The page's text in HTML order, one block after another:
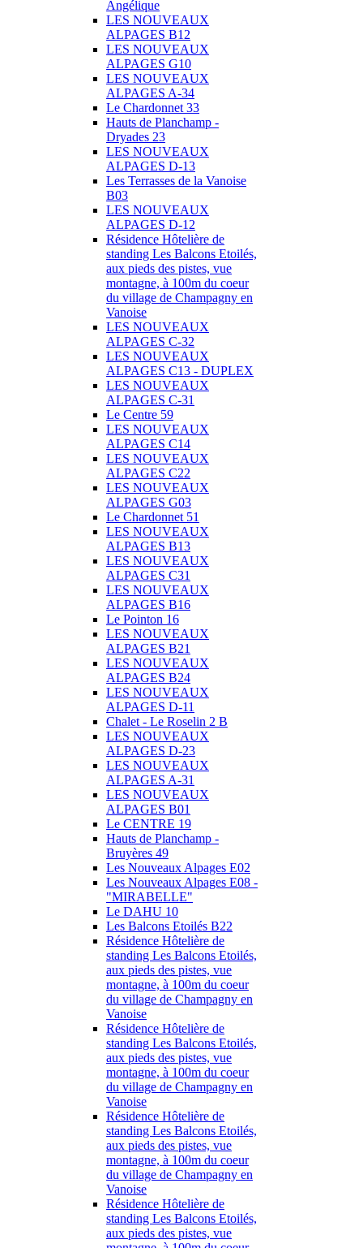
Angélique
LES NOUVEAUX
ALPAGES B12
LES NOUVEAUX
ALPAGES G10
LES NOUVEAUX
ALPAGES A-34
Le Chardonnet 33
Hauts de Planchamp -
Dryades 23
LES NOUVEAUX
ALPAGES D-13
Les Terrasses de la Vanoise
B03
LES NOUVEAUX
ALPAGES D-12
Résidence Hôtelière de
standing Les Balcons Etoilés,
aux pieds des pistes, vue
montagne, à 100m du coeur
du village de Champagny en
Vanoise
LES NOUVEAUX
ALPAGES C-32
LES NOUVEAUX
ALPAGES C13 - DUPLEX
LES NOUVEAUX
ALPAGES C-31
Le Centre 59
LES NOUVEAUX
ALPAGES C14
LES NOUVEAUX
ALPAGES C22
LES NOUVEAUX
ALPAGES G03
Le Chardonnet 51
LES NOUVEAUX
ALPAGES B13
LES NOUVEAUX
ALPAGES C31
LES NOUVEAUX
ALPAGES B16
Le Pointon 16
LES NOUVEAUX
ALPAGES B21
LES NOUVEAUX
ALPAGES B24
LES NOUVEAUX
ALPAGES D-11
Chalet - Le Roselin 2 B
LES NOUVEAUX
ALPAGES D-23
LES NOUVEAUX
ALPAGES A-31
LES NOUVEAUX
ALPAGES B01
Le CENTRE 19
Hauts de Planchamp -
Bruyères 49
Les Nouveaux Alpages E02
Les Nouveaux Alpages E08 -
"MIRABELLE"
Le DAHU 10
Les Balcons Etoilés B22
Résidence Hôtelière de
standing Les Balcons Etoilés,
aux pieds des pistes, vue
montagne, à 100m du coeur
du village de Champagny en
Vanoise
Résidence Hôtelière de
standing Les Balcons Etoilés,
aux pieds des pistes, vue
montagne, à 100m du coeur
du village de Champagny en
Vanoise
Résidence Hôtelière de
standing Les Balcons Etoilés,
aux pieds des pistes, vue
montagne, à 100m du coeur
du village de Champagny en
Vanoise
Résidence Hôtelière de
standing Les Balcons Etoilés,
aux pieds des pistes, vue